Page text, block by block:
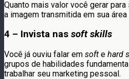
Quanto mais valor você gerar
a imagem transmitida em sua área
4 – Invista nas soft skills
Você já ouviu falar em soft e hard
grupos de habilidades
trabalhar seu marketing pessoal.